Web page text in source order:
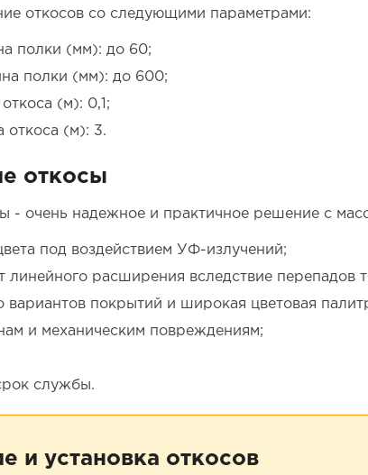
откосов со следующими параметрами:
полки (мм): до 60;
полки (мм): до 600;
(м): 0,1;
откоса (м): 3.
откосы
- очень надежное и практичное решение с
под воздействием УФ-излучений;
расширения вследствие перепадов
вариантов покрытий и широкая цветовая
и механическим повреждениям;
службы.
и установка откосов